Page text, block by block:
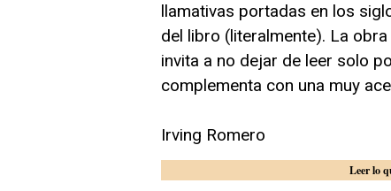
llamativas portadas en los
del libro (literalmente). La
invita a no dejar de leer solo
complementa con una muy
Irving Romero
Leer lo